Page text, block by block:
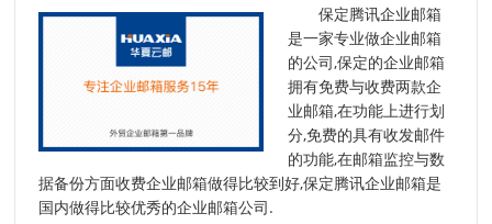
保定腾讯企业邮箱
是一家专业做企业邮箱
的公司,保定的企业邮箱
拥有免费与收费两款企
业邮箱,在功能上进行划
分,免费的具有收发邮件
的功能,在邮箱监控与数
据备份方面收费企业邮箱做得比较到好,保定腾讯企业邮箱是
国内做得比较优秀的企业邮箱公司.